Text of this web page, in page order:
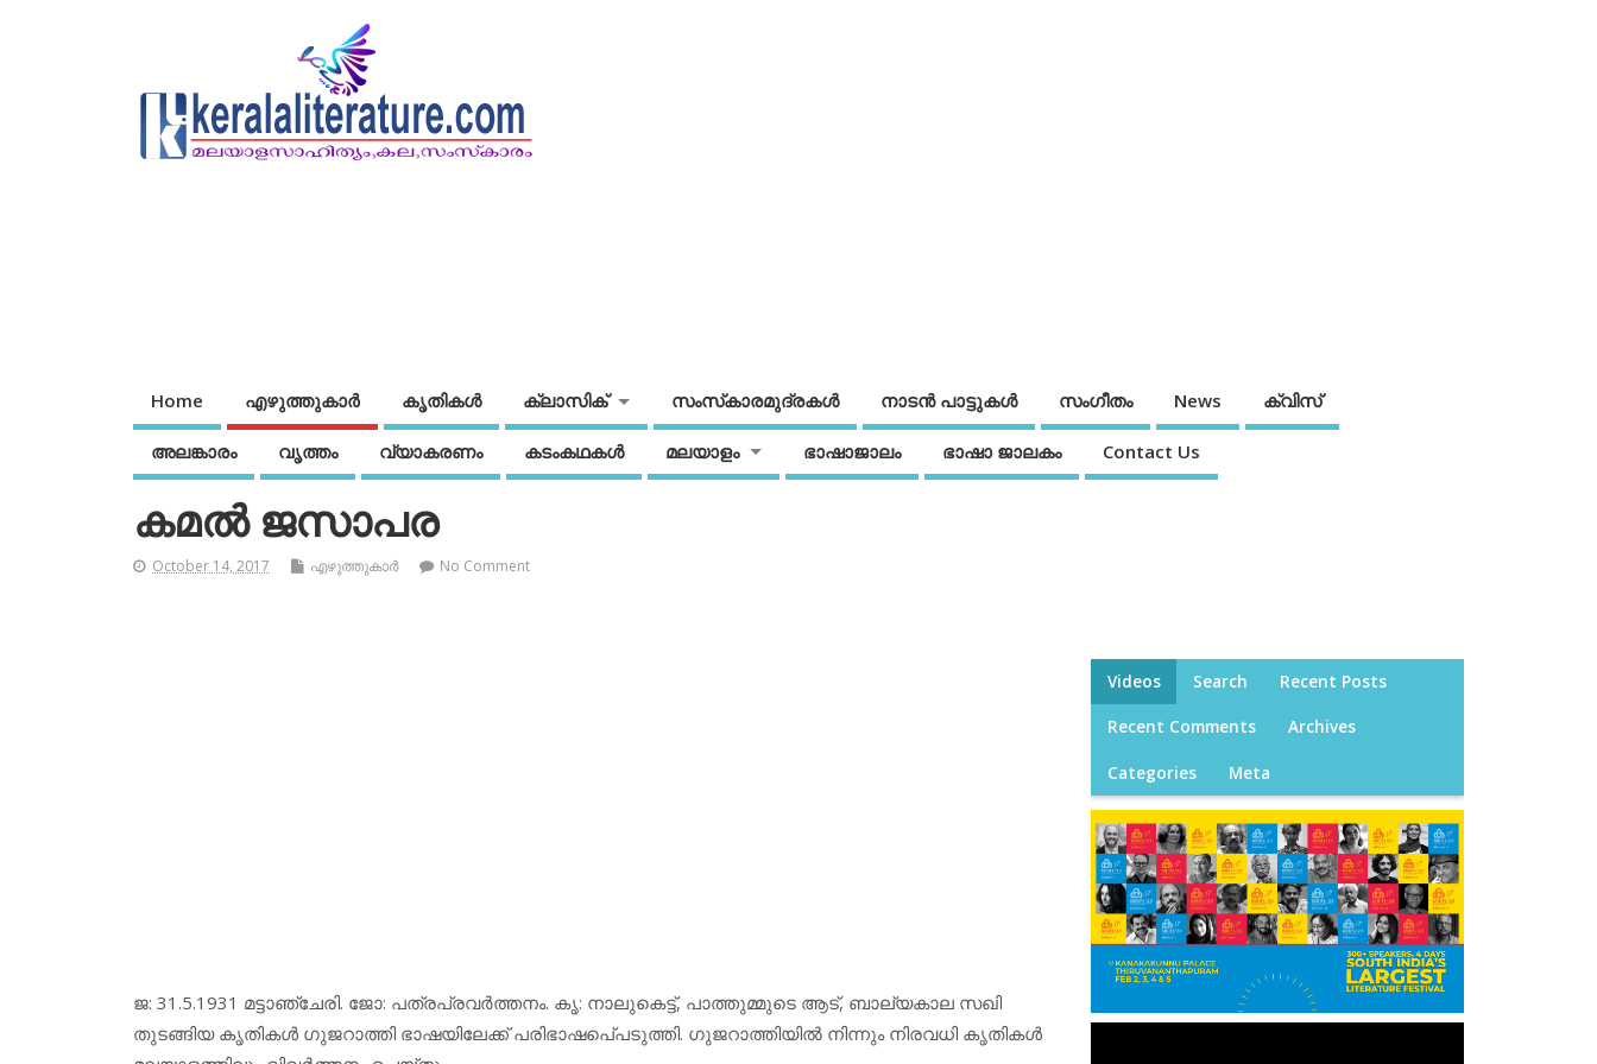
Home എഴുത്തുകാര്‍ കൃതികൾ ക്ലാസിക് സംസ്‌കാരമുദ്രകള്‍ നാടന്‍ പാട്ടുകള്‍ സംഗീതം News ക്വിസ്
അലങ്കാരം വൃത്തം വ്യാകരണം കടംകഥകള്‍ മലയാളം ഭാഷാജാലം ഭാഷാ ജാലകം Contact Us
കമല്‍ ജസാപര
October 14, 2017 എഴുത്തുകാര്‍ No Comment
ജ: 31.5.1931 മട്ടാഞ്ചേരി. ജോ: പത്രപ്രവര്‍ത്തനം. കൃ: നാലുകെട്ട്, പാത്തുമ്മുടെ ആട്, ബാല്യകാല സഖി
തുടങ്ങിയ കൃതികള്‍ ഗുജറാത്തി ഭാഷയിലേക്ക് പരിഭാഷപെ്പടുത്തി. ഗുജറാത്തിയില്‍ നിന്നും നിരവധി കൃതികള്‍
Videos Search Recent Posts
Recent Comments Archives
Categories Meta